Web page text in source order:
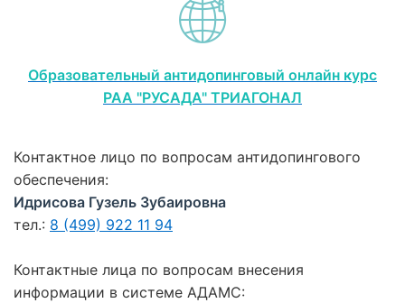
Образовательный антидопинговый онлайн курс
РАА "РУСАДА" ТРИАГОНАЛ
Контактное лицо по вопросам антидопингового
обеспечения:
Идрисова Гузель Зубаировна
тел.: 8 (499) 922 11 94
Контактные лица по вопросам внесения
информации в системе АДАМС: